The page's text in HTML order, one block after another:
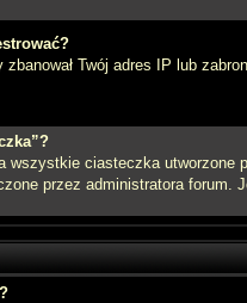
zbanował Twój adres IP lub
wszystkie ciasteczka
przez administratora